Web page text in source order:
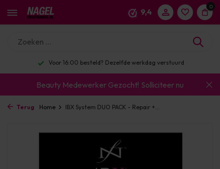
9,4
0
Voor 16:00 besteld? Dezelfde werkdag verstuurd
Beauty Medewerker Gezocht! Solliciteer nu
Terug Home IBX System DUO PACK - Repair +...